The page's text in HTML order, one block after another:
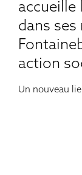
accueille
dans ses
action
Un nouveau